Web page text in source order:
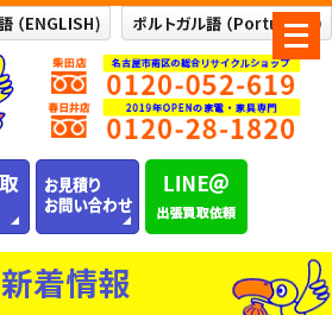
メ
ニ
ュ
ー
新着情報